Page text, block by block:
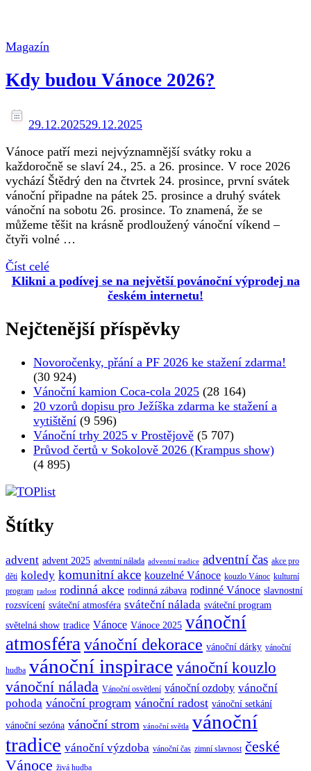
Magazín
Kdy budou Vánoce 2026?
29.12.202529.12.2025
Vánoce patří mezi nejvýznamnější svátky roku a
každoročně se slaví 24., 25. a 26. prosince. V roce 2026
vychází Štědrý den na čtvrtek 24. prosince, první svátek
vánoční připadne na pátek 25. prosince a druhý svátek
vánoční na sobotu 26. prosince. To znamená, že se
můžeme těšit na krásně prodloužený vánoční víkend –
čtyři volné …
Číst celé
Klikni a podívej se na největší povánoční výprodej na
českém internetu!
Nejčtenější příspěvky
Novoročenky, přání a PF 2026 ke stažení zdarma!
(30 924)
Vánoční kamion Coca-cola 2025 (28 164)
20 vzorů dopisu pro Ježíška zdarma ke stažení a
vytištění (9 596)
Vánoční trhy 2025 v Prostějově (5 707)
Průvod čertů v Sokolově 2026 (Krampus show)
(4 895)
Štítky
advent advent 2025 adventní nálada adventní tradice adventní čas akce pro
děti koledy komunitní akce kouzelné Vánoce kouzlo Vánoc kulturní
program radost rodinná akce rodinná zábava rodinné Vánoce slavnostní
rozsvícení sváteční atmosféra sváteční nálada sváteční program
světelná show tradice Vánoce Vánoce 2025 vánoční
atmosféravánoční dekorace vánoční dárky vánoční
hudba vánoční inspirace vánoční kouzlo
vánoční nálada Vánoční osvětlení vánoční ozdoby vánoční
pohoda vánoční program vánoční radost vánoční setkání
vánoční sezóna vánoční strom vánoční světla vánoční
tradice vánoční výzdoba vánoční čas zimní slavnost české
Vánoce živá hudba